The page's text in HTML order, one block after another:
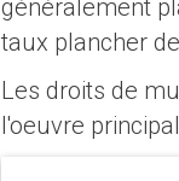
généralement
taux plancher
Les droits de
l'oeuvre